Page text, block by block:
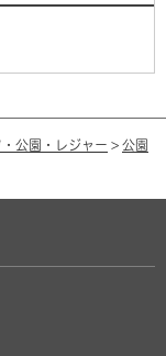
・公園・レジャー > 公園